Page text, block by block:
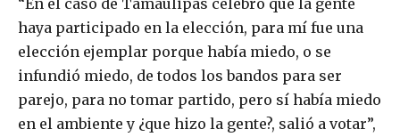
“En el caso de Tamaulipas celebro que la gente
haya participado en la elección, para mí fue una
elección ejemplar porque había miedo, o se
infundió miedo, de todos los bandos para ser
parejo, para no tomar partido, pero sí había miedo
en el ambiente y ¿que hizo la gente?, salió a votar”,